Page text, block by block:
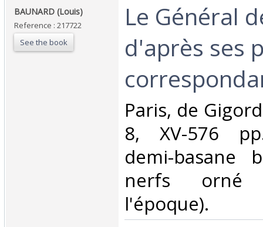
‎BAUNARD (Louis)‎
Reference : 217722
See the book
‎Le Général
d'après ses
‎Paris, de
8, XV-576
demi-basane
nerfs orné
l'époque). ‎